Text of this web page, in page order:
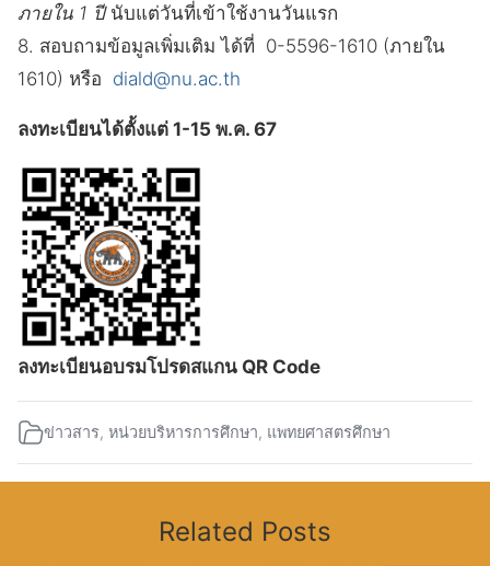
ภายใน 1 ปีนับแต่วันที่เข้าใช้งานวันแรก
8. สอบถามข้อมูลเพิ่มเติม ได้ที่ 0-5596-1610 (ภายใน
1610) หรือ diald@nu.ac.th
ลงทะเบียนได้ตั้งแต่ 1-15 พ.ค. 67
ลงทะเบียนอบรมโปรดสแกน QR Code
ข่าวสาร, หน่วยบริหารการศึกษา, แพทยศาสตรศึกษา
Related Posts